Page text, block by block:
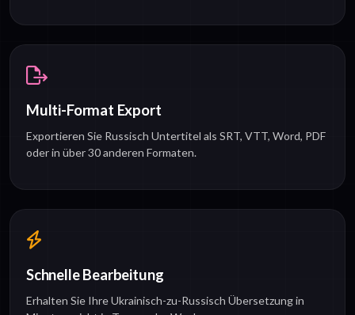
Multi-Format Export
Exportieren Sie Russisch Untertitel als SRT, VTT, Word, PDF
oder in über 30 anderen Formaten.
Schnelle Bearbeitung
Erhalten Sie Ihre Ukrainisch-zu-Russisch Übersetzung in